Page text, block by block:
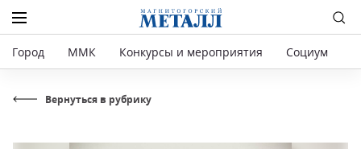
Город ММК Конкурсы и мероприятия Социум
Вернуться в рубрику